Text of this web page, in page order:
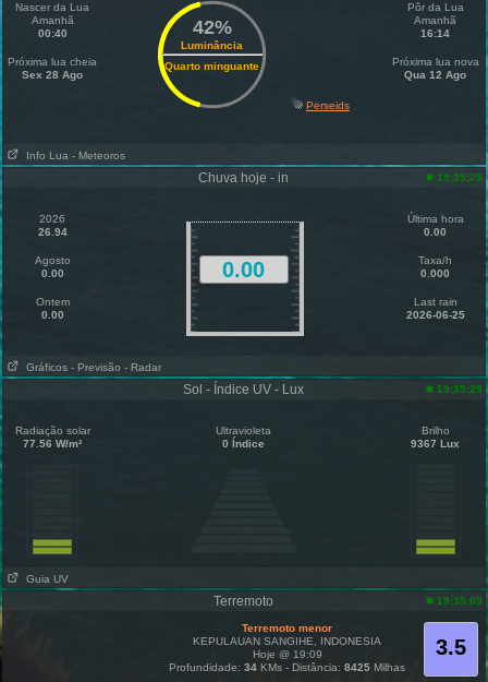
Nascer da Lua
Amanhã
00:40
Próxima lua cheia
Sex 28 Ago
42%
Luminância
Quarto minguante
Pôr da Lua
Amanhã
16:14
Próxima lua nova
Qua 12 Ago
Perseids
Info Lua - Meteoros
Chuva hoje - in 19:35:25
2026
26.94
Agosto
0.00
Ontem
0.00
0.00
Última hora
0.00
Taxa/h
0.000
Last rain
2026-06-25
Gráficos - Previsão - Radar
Sol - Índice UV - Lux 19:35:25
Radiação solar
77.56 W/m²
Ultravioleta
0 Índice
Brilho
9367 Lux
Guia UV
Terremoto 19:35:03
3.5
Terremoto menor
KEPULAUAN SANGIHE, INDONESIA
Hoje @ 19:09
Profundidade:34 KMs - Distância:8425 Milhas